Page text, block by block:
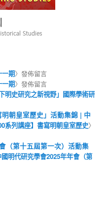
一期〉發佈留言
一期〉發佈留言
明史研究之新視野」國際學術研
明朝皇室歷史」活動集錦 | 中
系列講座】書寫明朝皇室歷史〉
（第十五屆第一次）活動集
國明代研究學會2025年年會（第